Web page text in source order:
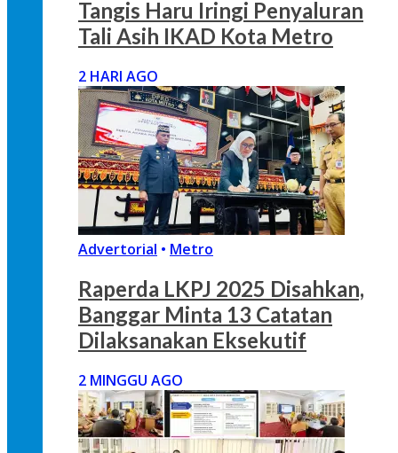
Tangis Haru Iringi Penyaluran
Tali Asih IKAD Kota Metro
2 HARI AGO
Advertorial • Metro
Raperda LKPJ 2025 Disahkan,
Banggar Minta 13 Catatan
Dilaksanakan Eksekutif
2 MINGGU AGO